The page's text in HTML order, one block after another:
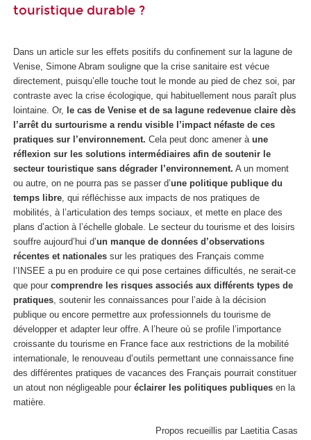
touristique durable ?
Dans un article sur les effets positifs du confinement sur la lagune de
Venise, Simone Abram souligne que la crise sanitaire est vécue
directement, puisqu’elle touche tout le monde au pied de chez soi, par
contraste avec la crise écologique, qui habituellement nous paraît plus
lointaine. Or, le cas de Venise et de sa lagune redevenue claire dès
l’arrêt du surtourisme a rendu visible l’impact néfaste de ces
pratiques sur l’environnement. Cela peut donc amener à une
réflexion sur les solutions intermédiaires afin de soutenir le
secteur touristique sans dégrader l’environnement. A un moment
ou autre, on ne pourra pas se passer d’une politique publique du
temps libre, qui réfléchisse aux impacts de nos pratiques de
mobilités, à l’articulation des temps sociaux, et mette en place des
plans d’action à l’échelle globale. Le secteur du tourisme et des loisirs
souffre aujourd’hui d’un manque de données d’observations
récentes et nationales sur les pratiques des Français comme
l’INSEE a pu en produire ce qui pose certaines difficultés, ne serait-ce
que pour comprendre les risques associés aux différents types de
pratiques, soutenir les connaissances pour l’aide à la décision
publique ou encore permettre aux professionnels du tourisme de
développer et adapter leur offre. A l’heure où se profile l’importance
croissante du tourisme en France face aux restrictions de la mobilité
internationale, le renouveau d’outils permettant une connaissance fine
des différentes pratiques de vacances des Français pourrait constituer
un atout non négligeable pour éclairer les politiques publiques en la
matière.
Propos recueillis par Laetitia Casas